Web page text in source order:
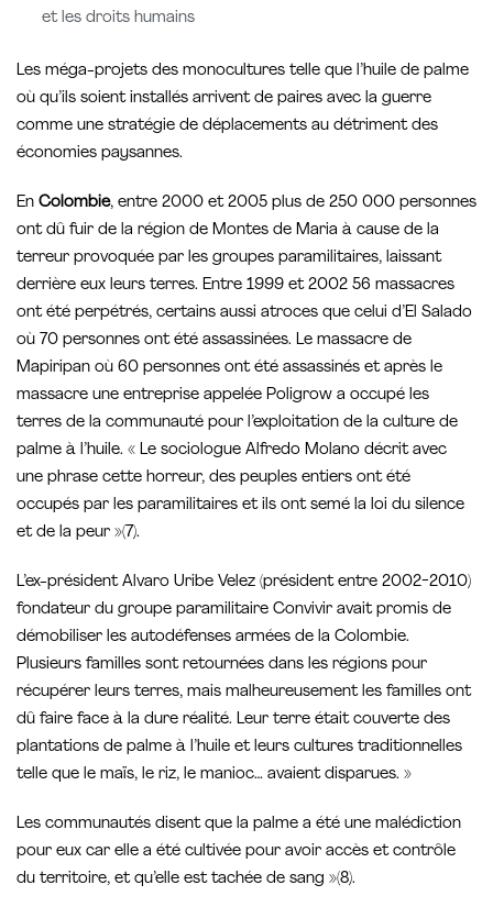
et les droits humains
Les méga-projets des monocultures telle que l’huile de palme
où qu’ils soient installés arrivent de paires avec la guerre
comme une stratégie de déplacements au détriment des
économies paysannes.
En Colombie, entre 2000 et 2005 plus de 250 000 personnes
ont dû fuir de la région de Montes de Maria à cause de la
terreur provoquée par les groupes paramilitaires, laissant
derrière eux leurs terres. Entre 1999 et 2002 56 massacres
ont été perpétrés, certains aussi atroces que celui d’El Salado
où 70 personnes ont été assassinées. Le massacre de
Mapiripan où 60 personnes ont été assassinés et après le
massacre une entreprise appelée Poligrow a occupé les
terres de la communauté pour l’exploitation de la culture de
palme à l’huile. « Le sociologue Alfredo Molano décrit avec
une phrase cette horreur, des peuples entiers ont été
occupés par les paramilitaires et ils ont semé la loi du silence
et de la peur »(7).
L’ex-président Alvaro Uribe Velez (président entre 2002-2010)
fondateur du groupe paramilitaire Convivir avait promis de
démobiliser les autodéfenses armées de la Colombie.
Plusieurs familles sont retournées dans les régions pour
récupérer leurs terres, mais malheureusement les familles ont
dû faire face à la dure réalité. Leur terre était couverte des
plantations de palme à l’huile et leurs cultures traditionnelles
telle que le maïs, le riz, le manioc… avaient disparues. »
Les communautés disent que la palme a été une malédiction
pour eux car elle a été cultivée pour avoir accès et contrôle
du territoire, et qu’elle est tachée de sang »(8).